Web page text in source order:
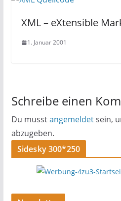
XML – eXtensible
1. Januar 2001
Schreibe einen
Du musstangemeldetsein,
abzugeben.
Sidesky 300*250